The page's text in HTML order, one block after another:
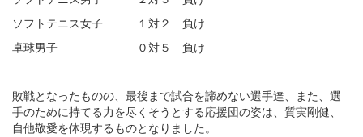
ソフトテニス女子 １対２ 負け
卓球男子 ０対５ 負け
敗戦となったものの、最後まで試合を諦めない選手達、また、選
手のために持てる力を尽くそうとする応援団の姿は、質実剛健、
自他敬愛を体現するものとなりました。